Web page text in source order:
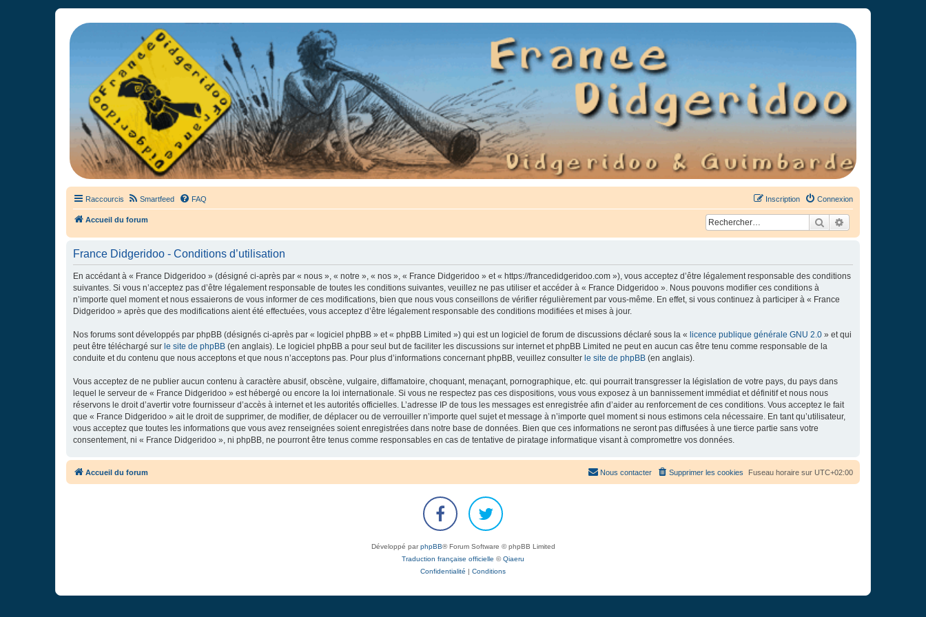
France Didgeridoo
Didgeridoo et Guimbarde sur France Didgeridoo - retrouvez la communauté.
Raccourcis Smartfeed FAQ Connexion
Inscription
Accueil du forum Rechercher
France Didgeridoo - Conditions d’utilisation
En accédant à « France Didgeridoo » (désigné ci-après par « nous », « notre », « nos », « France Didgeridoo » et « https://francedidgeridoo.com »), vous acceptez d’être légalement responsable des conditions
suivantes. Si vous n’acceptez pas d’être légalement responsable de toutes les conditions suivantes, veuillez ne pas utiliser et accéder à « France Didgeridoo ». Nous pouvons modifier ces conditions à
n’importe quel moment et nous essaierons de vous informer de ces modifications, bien que nous vous conseillons de vérifier régulièrement par vous-même. En effet, si vous continuez à participer à « France
Didgeridoo » après que des modifications aient été effectuées, vous acceptez d’être légalement responsable des conditions modifiées et mises à jour.
Nos forums sont développés par phpBB (désignés ci-après par « logiciel phpBB » et « phpBB Limited ») qui est un logiciel de forum de discussions déclaré sous la « licence publique générale GNU 2.0 » et qui
peut être téléchargé sur le site de phpBB (en anglais). Le logiciel phpBB a pour seul but de faciliter les discussions sur internet et phpBB Limited ne peut en aucun cas être tenu comme responsable de la
conduite et du contenu que nous acceptons et que nous n’acceptons pas. Pour plus d’informations concernant phpBB, veuillez consulter le site de phpBB (en anglais).
Vous acceptez de ne publier aucun contenu à caractère abusif, obscène, vulgaire, diffamatoire, choquant, menaçant, pornographique, etc. qui pourrait transgresser la législation de votre pays, du pays dans
lequel le serveur de « France Didgeridoo » est hébergé ou encore la loi internationale. Si vous ne respectez pas ces dispositions, vous vous exposez à un bannissement immédiat et définitif et nous nous
réservons le droit d’avertir votre fournisseur d’accès à internet et les autorités officielles. L’adresse IP de tous les messages est enregistrée afin d’aider au renforcement de ces conditions. Vous acceptez le fait
que « France Didgeridoo » ait le droit de supprimer, de modifier, de déplacer ou de verrouiller n’importe quel sujet et message à n’importe quel moment si nous estimons cela nécessaire. En tant qu’utilisateur,
vous acceptez que toutes les informations que vous avez renseignées soient enregistrées dans notre base de données. Bien que ces informations ne seront pas diffusées à une tierce partie sans votre
consentement, ni « France Didgeridoo », ni phpBB, ne pourront être tenus comme responsables en cas de tentative de piratage informatique visant à compromettre vos données.
Accueil du forum Fuseau horaire sur UTC+02:00
Supprimer les cookies
Nous contacter
Développé parphpBB® Forum Software © phpBB Limited
Traduction française officielle ©Qiaeru
Confidentialité | Conditions